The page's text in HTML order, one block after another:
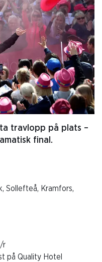
travlopp på plats –
final.
Sollefteå, Kramfors,
r
på Quality Hotel